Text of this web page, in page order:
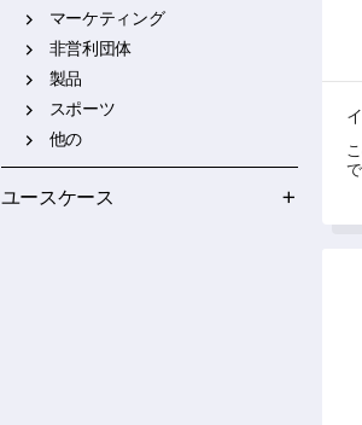
セ
マーケティング
非営利団体
製品
スポーツ
他の
ユースケース